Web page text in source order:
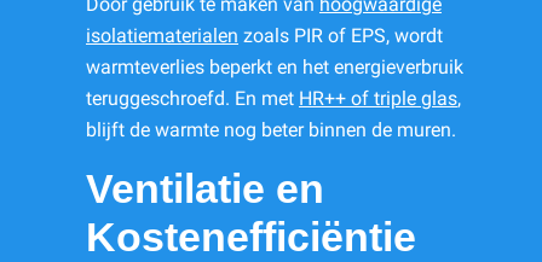
isolatiematerialen zoals PIR of EPS, wordt
warmteverlies beperkt en het energieverbruik
teruggeschroefd. En met HR++ of triple glas,
blijft de warmte nog beter binnen de muren.
Ventilatie en
Kostenefficiëntie